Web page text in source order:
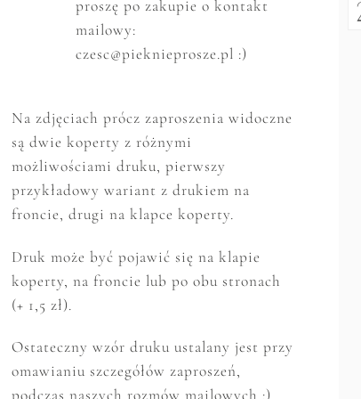
proszę po zakupie o kontakt
mailowy:
czesc@pieknieprosze.pl :)
Na zdjęciach prócz zaproszenia widoczne
są dwie koperty z różnymi
możliwościami druku, pierwszy
przykładowy wariant z drukiem na
froncie, drugi na klapce koperty.
Druk może być pojawić się na klapie
koperty, na froncie lub po obu stronach
(+ 1,5 zł).
Ostateczny wzór druku ustalany jest przy
omawianiu szczegółów zaproszeń,